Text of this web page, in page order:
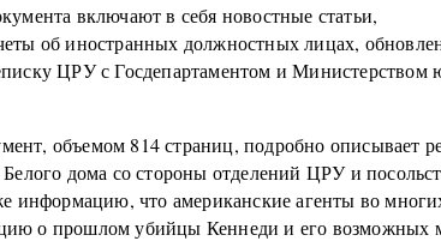
включают в себя новостные статьи,
об иностранных должностных лицах,
ЦРУ с Госдепартаментом и Министерством
объемом 814 страниц, подробно описывает
Белого дома со стороны отделений ЦРУ и
информацию, что американские агенты во
о прошлом убийцы Кеннеди и его возможных